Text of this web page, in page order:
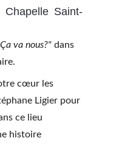
Saint-
va nous?" dans
cœur les
Ligier pour
ce lieu
histoire